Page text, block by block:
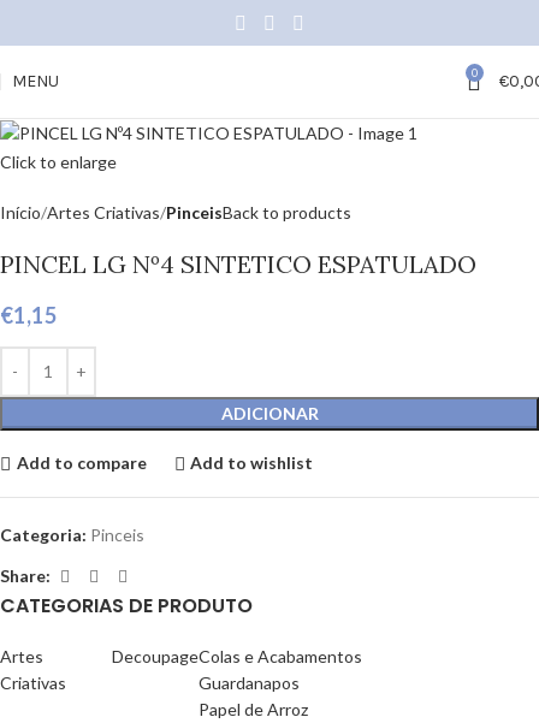
MENU 0 €
Click to enlarge
Início Artes Criativas PinceisBack to products
PINCEL LG Nº4 SINTETICO ESPATULADO
€1,15
ADICIONAR
Add to compare Add to wishlist
Categoria: Pinceis
Share:
CATEGORIAS DE PRODUTO
Artes
Criativas
DecoupageColas e Acabamentos
Guardanapos
Papel de Arroz